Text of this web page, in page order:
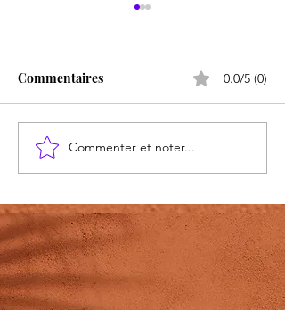
J'ai faim
Commentaires 0.0/5 (0)
Commenter et noter...